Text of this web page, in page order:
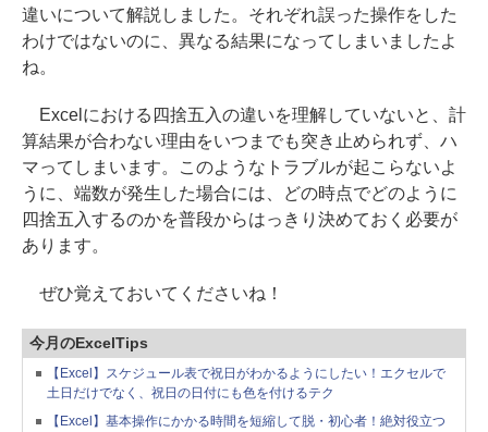
違いについて解説しました。それぞれ誤った操作をした
わけではないのに、異なる結果になってしまいましたよ
ね。
Excelにおける四捨五入の違いを理解していないと、計
算結果が合わない理由をいつまでも突き止められず、ハ
マってしまいます。このようなトラブルが起こらないよ
うに、端数が発生した場合には、どの時点でどのように
四捨五入するのかを普段からはっきり決めておく必要が
あります。
ぜひ覚えておいてくださいね！
今月のExcelTips
【Excel】スケジュール表で祝日がわかるようにしたい！エクセルで
土日だけでなく、祝日の日付にも色を付けるテク
【Excel】基本操作にかかる時間を短縮して脱・初心者！絶対役立つ